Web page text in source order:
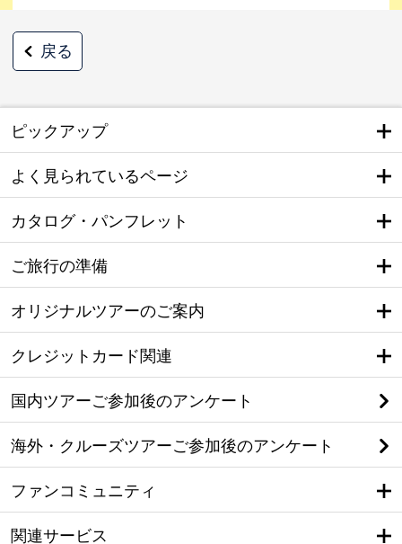
戻る
ピックアップ
よく見られているページ
カタログ・パンフレット
ご旅行の準備
オリジナルツアーのご案内
クレジットカード関連
国内ツアーご参加後のアンケート
海外・クルーズツアーご参加後のアンケート
ファンコミュニティ
関連サービス